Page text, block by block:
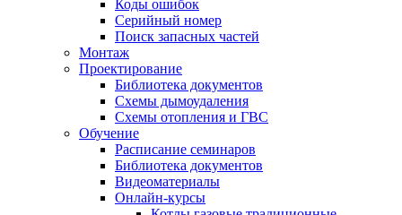
Коды ошибок
Серийный номер
Поиск запасных частей
Монтаж
Проектирование
Библиотека документов
Схемы дымоудаления
Схемы отопления и ГВС
Обучение
Расписание семинаров
Библиотека документов
Видеоматериалы
Онлайн-курсы